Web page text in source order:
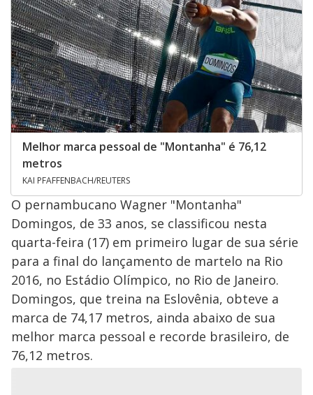
Melhor marca pessoal de "Montanha" é 76,12
metros
KAI PFAFFENBACH/REUTERS
O pernambucano Wagner "Montanha"
Domingos, de 33 anos, se classificou nesta
quarta-feira (17) em primeiro lugar de sua série
para a final do lançamento de martelo na Rio
2016, no Estádio Olímpico, no Rio de Janeiro.
Domingos, que treina na Eslovênia, obteve a
marca de 74,17 metros, ainda abaixo de sua
melhor marca pessoal e recorde brasileiro, de
76,12 metros.